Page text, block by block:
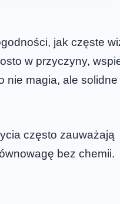
jak częste
w przyczyny,
nie magia, ale solidne
często zauważają
bez chemii.